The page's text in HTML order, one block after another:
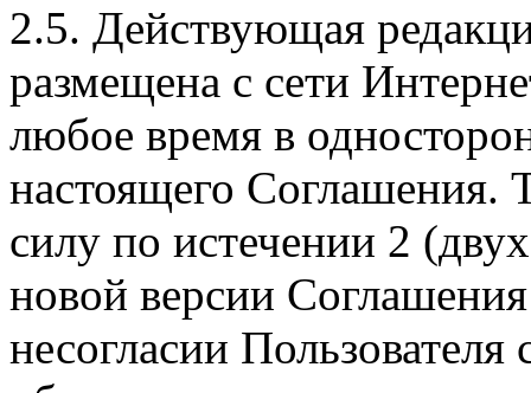
2.5. Действующая
размещена с сети
любое время в
настоящего Соглашения.
силу по истечении 2
новой версии
несогласии